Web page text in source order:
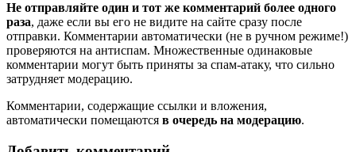
Не отправляйте один и тот же комментарий более одного
раза, даже если вы его не видите на сайте сразу после
отправки. Комментарии автоматически (не в ручном режиме!)
проверяются на антиспам. Множественные одинаковые
комментарии могут быть приняты за спам-атаку, что сильно
затрудняет модерацию.
Комментарии, содержащие ссылки и вложения,
автоматически помещаются в очередь на модерацию.